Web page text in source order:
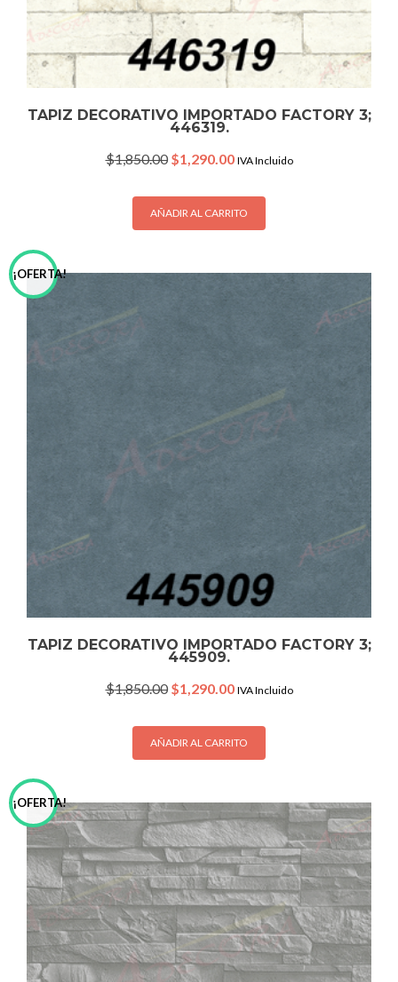
TAPIZ DECORATIVO IMPORTADO FACTORY 3;
446319.
$1,850.00 Original
was:
$1,850.00.
$1,290.00Current
is:
$1,290.00.
IVA Incluido
AÑADIR AL CARRITO
¡OFERTA!
TAPIZ DECORATIVO IMPORTADO FACTORY 3;
445909.
$1,850.00 Original
was:
$1,850.00.
$1,290.00Current
is:
$1,290.00.
IVA Incluido
AÑADIR AL CARRITO
¡OFERTA!